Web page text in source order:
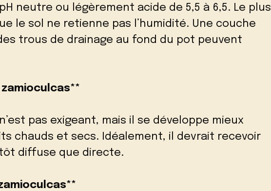
neutre ou légèrement acide de 5,5 à 6,5. Le plus
le sol ne retienne pas l’humidité. Une couche
trous de drainage au fond du pot peuvent
pas exigeant, mais il se développe mieux
chauds et secs. Idéalement, il devrait recevoir
diffuse que directe.